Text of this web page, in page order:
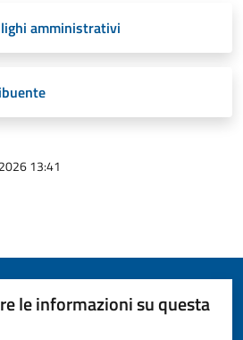
amministrativi
13:41
le informazioni su questa